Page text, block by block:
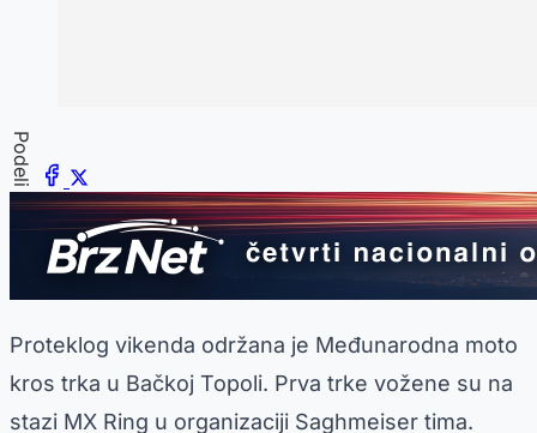
Podeli
Proteklog vikenda održana je Međunarodna moto
kros trka u Bačkoj Topoli. Prva trke vožene su na
stazi MX Ring u organizaciji Saghmeiser tima.